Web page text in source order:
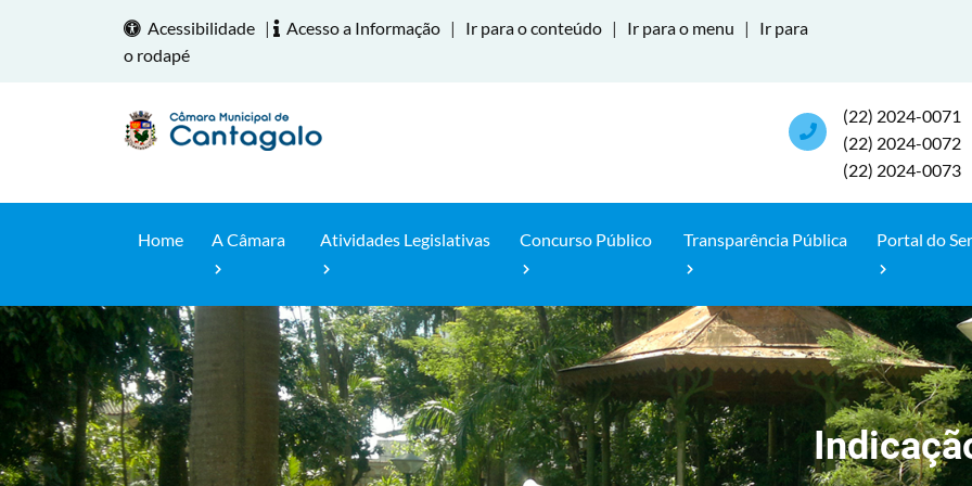
Acessibilidade | Acesso a Informação | Ir para o conteúdo | Ir para o menu |
Ir para
o rodapé
(22) 2024-0071
(22) 2024-0072
(22) 2024-0073
Home A Câmara Atividades Legislativas Concurso Público Transparência Pública Portal do